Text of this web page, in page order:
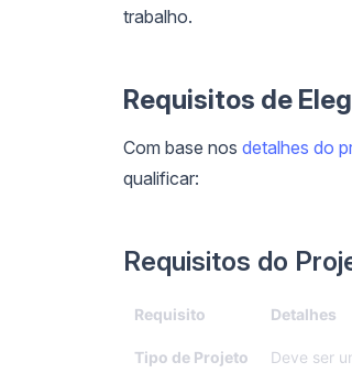
trabalho.
Requisitos de
Com base nos detalhes do
qualificar:
Requisitos do
Requisito Detalhes
Tipo de Projeto Deve ser